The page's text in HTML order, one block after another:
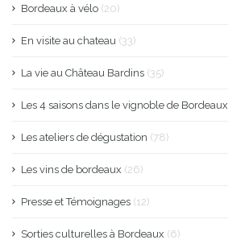
Bordeaux à vélo (20)
En visite au chateau (33)
La vie au Château Bardins (35)
Les 4 saisons dans le vignoble de Bordeaux
Les ateliers de dégustation (78)
Les vins de bordeaux (26)
Presse et Témoignages (12)
Sorties culturelles à Bordeaux (6)